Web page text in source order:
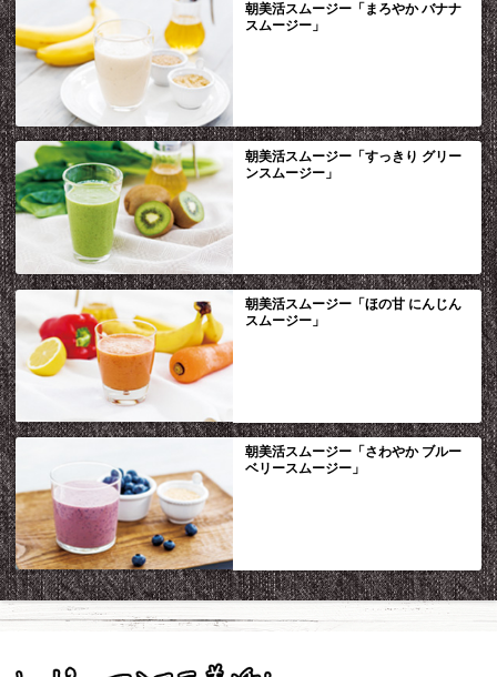
朝美活スムージー「まろやか バナナ
スムージー」
朝美活スムージー「すっきり グリー
ンスムージー」
朝美活スムージー「ほの甘 にんじん
スムージー」
朝美活スムージー「さわやか ブルー
ベリースムージー」